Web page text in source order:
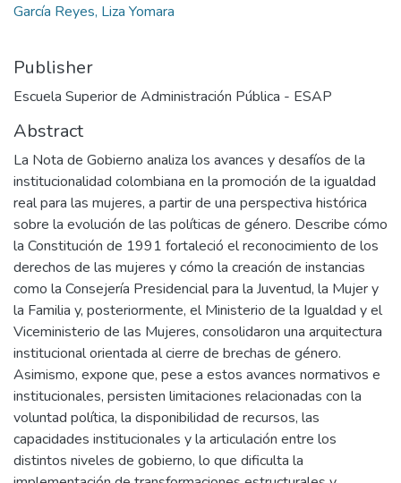
García Reyes, Liza Yomara
Publisher
Escuela Superior de Administración Pública - ESAP
Abstract
La Nota de Gobierno analiza los avances y desafíos de la
institucionalidad colombiana en la promoción de la igualdad
real para las mujeres, a partir de una perspectiva histórica
sobre la evolución de las políticas de género. Describe cómo
la Constitución de 1991 fortaleció el reconocimiento de los
derechos de las mujeres y cómo la creación de instancias
como la Consejería Presidencial para la Juventud, la Mujer y
la Familia y, posteriormente, el Ministerio de la Igualdad y el
Viceministerio de las Mujeres, consolidaron una arquitectura
institucional orientada al cierre de brechas de género.
Asimismo, expone que, pese a estos avances normativos e
institucionales, persisten limitaciones relacionadas con la
voluntad política, la disponibilidad de recursos, las
capacidades institucionales y la articulación entre los
distintos niveles de gobierno, lo que dificulta la